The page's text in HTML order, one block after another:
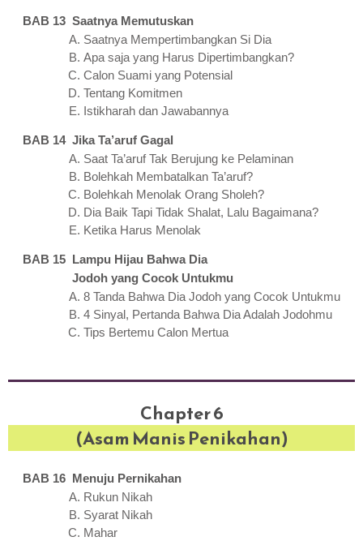
BAB 13 Saatnya Memutuskan
Saatnya Mempertimbangkan Si Dia
Apa saja yang Harus Dipertimbangkan?
Calon Suami yang Potensial
Tentang Komitmen
Istikharah dan Jawabannya
BAB 14 Jika Ta’aruf Gagal
Saat Ta’aruf Tak Berujung ke Pelaminan
Bolehkah Membatalkan Ta’aruf?
Bolehkah Menolak Orang Sholeh?
Dia Baik Tapi Tidak Shalat, Lalu Bagaimana?
Ketika Harus Menolak
BAB 15 Lampu Hijau Bahwa Dia
Jodoh yang Cocok Untukmu
8 Tanda Bahwa Dia Jodoh yang Cocok Untukmu
4 Sinyal, Pertanda Bahwa Dia Adalah Jodohmu
Tips Bertemu Calon Mertua
Chapter 6
(Asam Manis Penikahan)
BAB 16 Menuju Pernikahan
Rukun Nikah
Syarat Nikah
Mahar